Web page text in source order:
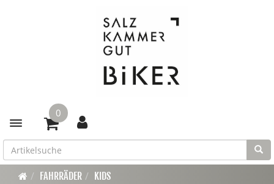
Toggle navigation
0
FAHRRÄDER KIDS